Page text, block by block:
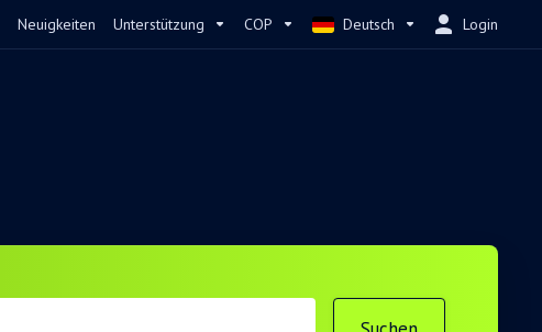
Neuigkeiten Unterstützung COP Deutsch Login